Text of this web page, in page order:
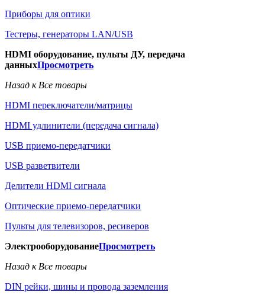
Приборы для оптики
Тестеры, генераторы LAN/USB
HDMI оборудование, пульты ДУ, передача
данныхПросмотреть
Назад к Все товары
HDMI переключатели/матрицы
HDMI удлинители (передача сигнала)
USB приемо-передатчики
USB разветвители
Делители HDMI сигнала
Оптические приемо-передатчики
Пульты для телевизоров, ресиверов
ЭлектрооборудованиеПросмотреть
Назад к Все товары
DIN рейки, шины и провода заземления